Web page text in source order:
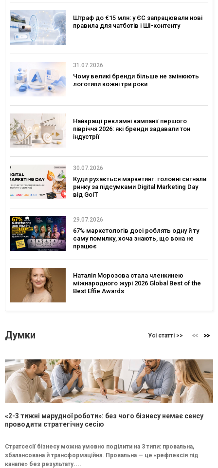
Штраф до €15 млн: у ЄС запрацювали нові
правила для чатботів і ШІ-контенту
31.07.2026
Чому великі бренди більше не змінюють
логотипи кожні три роки
Найкращі рекламні кампанії першого
півріччя 2026: які бренди задавали тон
індустрії
30.07.2026
Куди рухається маркетинг: головні сигнали
ринку за підсумками Digital Marketing Day
від GoIT
29.07.2026
67% маркетологів досі роблять одну й ту
саму помилку, хоча знають, що вона не
працює
Наталія Морозова стала членкинею
міжнародного журі 2026 Global Best of the
Best Effie Awards
Думки Усі статті >>
«2-3 тижні марудної роботи»: без чого бізнесу немає сенсу
проводити стратегічну сесію
Стратсесії бізнесу можна умовно поділити на 3 типи: провальна,
збалансована й трансформаційна. Провальна — це «рефлексія під
канапе» без результату....